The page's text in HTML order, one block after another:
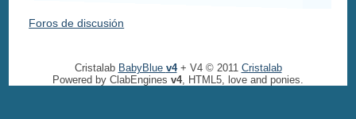
Foros de discusión
Cristalab BabyBlue v4+ V4 © 2011 Cristalab
Powered by ClabEngines v4, HTML5, love and ponies.